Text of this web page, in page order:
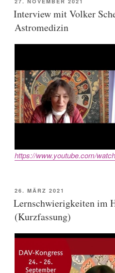
ON
Interview mit Volker
Astromedizin
https://www.youtube.com/
POSTED
ON
26. MÄRZ 2021
Lernschwierigkeiten im
(Kurzfassung)